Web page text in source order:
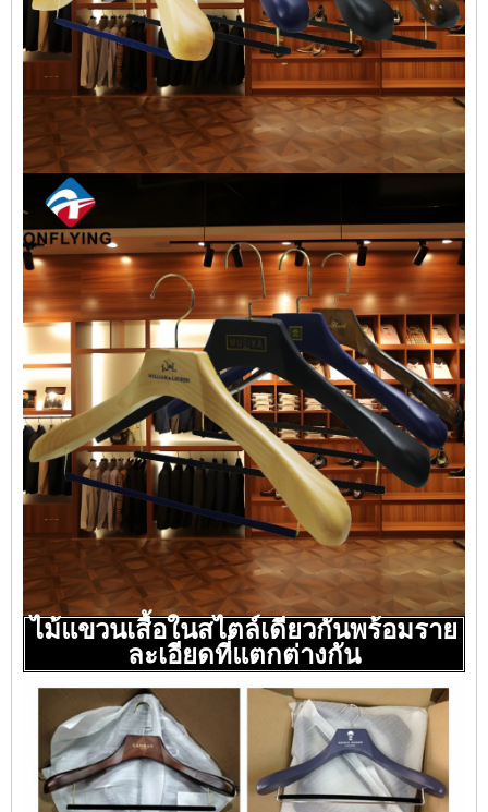
ไม้แขวนเสื้อในสไตล์เดียวกันพร้อมราย
ละเอียดที่แตกต่างกัน